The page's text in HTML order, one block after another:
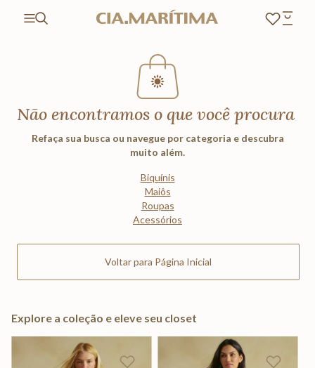
Não encontramos o que você procura
Refaça sua busca ou navegue por categoria e descubra
muito além.
Biquínis
Maiôs
Roupas
Acessórios
Voltar para Página Inicial
Explore a coleção e eleve seu closet